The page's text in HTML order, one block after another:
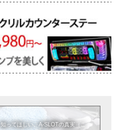
知ってほしい。A-SLOTの真実（こ